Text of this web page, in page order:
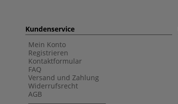
Kundenservice
Mein Konto
Registrieren
Kontaktformular
FAQ
Versand und Zahlung
Widerrufsrecht
AGB